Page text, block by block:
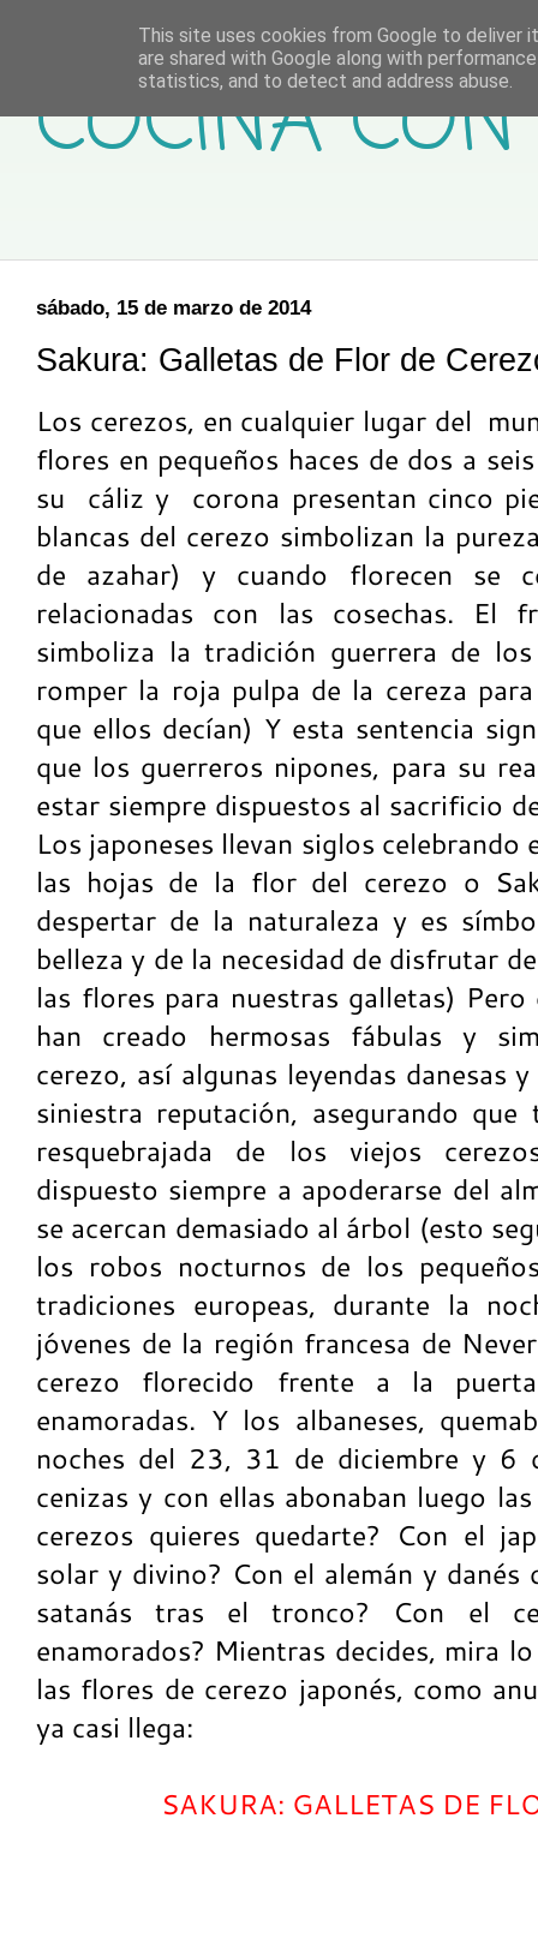
COCINA
sábado, 15 de marzo de 2014
Sakura: Galletas de Flor de
Los cerezos, en cualquier lugar del
flores en pequeños haces de dos a
su cáliz y corona presentan cinco
blancas del cerezo simbolizan la
de azahar) y cuando florecen se
relacionadas con las cosechas. El
simboliza la tradición guerrera de los
romper la roja pulpa de la cereza
que ellos decían) Y esta sentencia
que los guerreros nipones, para su
estar siempre dispuestos al sacrificio
Los japoneses llevan siglos celebrando
las hojas de la flor del cerezo o
despertar de la naturaleza y es
belleza y de la necesidad de disfrutar
las flores para nuestras galletas)
han creado hermosas fábulas y
cerezo, así algunas leyendas danesas
siniestra reputación, asegurando
resquebrajada de los viejos
dispuesto siempre a apoderarse del
se acercan demasiado al árbol (esto
los robos nocturnos de los
tradiciones europeas, durante la
jóvenes de la región francesa de
cerezo florecido frente a la
enamoradas. Y los albaneses,
noches del 23, 31 de diciembre y 6
cenizas y con ellas abonaban luego
cerezos quieres quedarte? Con el
solar y divino? Con el alemán y danés
satanás tras el tronco? Con el
enamorados? Mientras decides, mira
las flores de cerezo japonés, como
ya casi llega:
SAKURA: GALLETAS DE
This site uses cookies from Google to deliver
are shared with Google along with
statistics, and to detect and address abuse.